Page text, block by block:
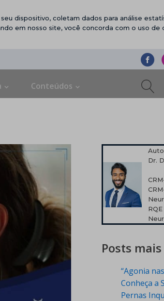
dispositivo, coletam dados para análise
em nosso site, você concorda com o uso de
Conteúdos
Dr.
CRM-
RQE
Posts
“Agonia
Conheça a
Pernas